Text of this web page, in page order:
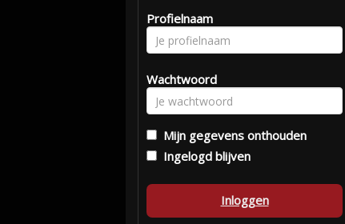
Profielnaam
Wachtwoord
Mijn gegevens onthouden
Ingelogd blijven
Inloggen